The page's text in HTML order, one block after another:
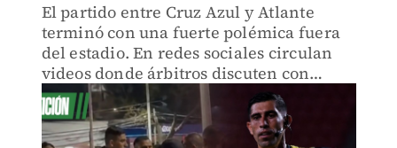
El partido entre Cruz Azul y Atlante
terminó con una fuerte polémica fuera
del estadio. En redes sociales circulan
videos donde árbitros discuten con
policías de tránsito, mientras el cuerpo
arbitral denuncia una presunta
agresión.